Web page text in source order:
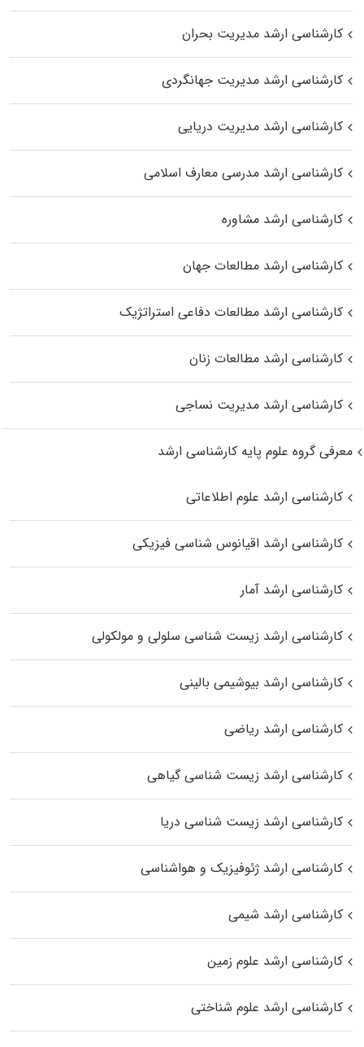
کارشناسی ارشد مدیریت بحران
کارشناسی ارشد مدیریت جهانگردی
کارشناسی ارشد مدیریت دریایی
کارشناسی ارشد مدرسی معارف اسلامی
کارشناسی ارشد مشاوره
کارشناسی ارشد مطالعات جهان
کارشناسی ارشد مطالعات دفاعی استراتژیک
کارشناسی ارشد مطالعات زنان
کارشناسی ارشد مدیریت نساجی
معرفی گروه علوم پایه کارشناسی ارشد
کارشناسی ارشد علوم اطلاعاتی
کارشناسی ارشد اقیانوس‌ شناسی فیزیکی
کارشناسی ارشد آمار
کارشناسی ارشد زیست شناسی سلولی و مولکولی
کارشناسی ارشد بیوشیمی بالینی
کارشناسی ارشد ریاضی
کارشناسی ارشد زیست‌ شناسی گیاهی
کارشناسی ارشد زیست‌ شناسی دریا
کارشناسی ارشد ژئوفیزیک و هواشناسی
کارشناسی ارشد شیمی
کارشناسی ارشد علوم زمین
کارشناسی ارشد علوم شناختی